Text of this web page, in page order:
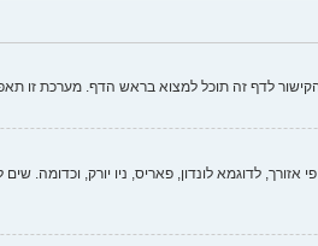
לדף זה תוכל למצוא בראש הדף. מערכת זו
לדוגמא לונדון, פאריס, ניו יורק, וכדומה.